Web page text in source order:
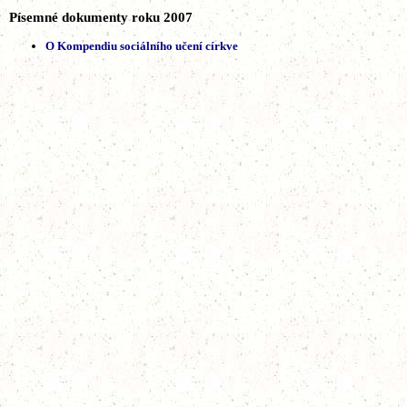
Písemné dokumenty roku 2007
O Kompendiu sociálního učení církve